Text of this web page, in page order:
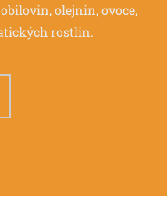
olejnin, ovoce,
rostlin.